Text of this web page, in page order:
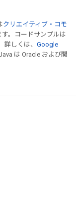
クリエイティブ・コモ
。コードサンプルは
詳しくは、 Google
は Oracle および関